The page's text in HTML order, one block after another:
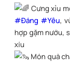
Cưng xỉu
#Đáng #Yêu,
hợp gặm nướu,
xíu
Món quà